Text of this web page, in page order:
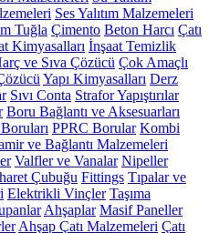
Ses Yalıtım Malzemeleri
Tuğla Çimento Beton Harcı Çatı
Kimyasalları İnşaat Temizlik
ve Sıva Çözücü Çok Amaçlı
Yapı Kimyasalları Derz
Sıvı Conta Strafor Yapıştırılar
Boru Bağlantı ve Aksesuarları
PPRC Borular Kombi
ve Bağlantı Malzemeleri
Valfler ve Vanalar Nipeller
Çubuğu Fittings Tıpalar ve
Elektrikli Vinçler Taşıma
Ahşaplar Masif Paneller
Ahşap Çatı Malzemeleri Çatı